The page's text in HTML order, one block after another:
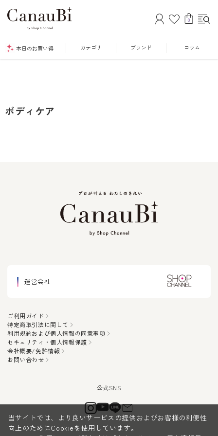
0
本日のお買い得 カテゴリ ブランド コラム
ボディケア
運営会社
ご利用ガイド
特定商取引法に関して
利用規約および個人情報の同意事項
セキュリティ・個人情報保護
会社概要/免許情報
お問い合わせ
当サイトでは、より良いサービスの提供およびお客様の利便性
向上のためにCookieを使用しています。